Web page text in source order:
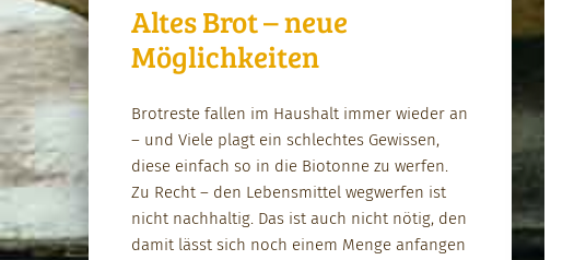
Altes Brot – neue
Möglichkeiten
Brotreste fall­en im Haushalt immer wieder an
– und Viele plagt ein schlecht­es Gewis­sen,
diese ein­fach so in die Biotonne zu wer­fen.
Zu Recht – den Lebens­mit­tel weg­w­er­fen ist
nicht nach­haltig. Das ist auch nicht nötig, den
damit lässt sich noch einem Menge anfan­gen